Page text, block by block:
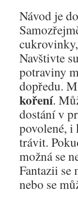
Návod je
Navštivte
potraviny
dopředu.
koření.
dostání v
povolené, i
trávit.
možná se
Fantazii se
nebo se